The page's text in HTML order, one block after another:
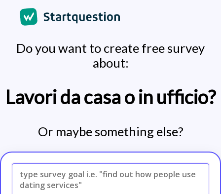
Do you want to create free survey
about:
Lavori da casa o in ufficio?
Or maybe something else?